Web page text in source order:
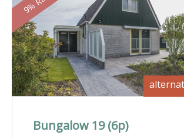
Bungalow 19 (6p)